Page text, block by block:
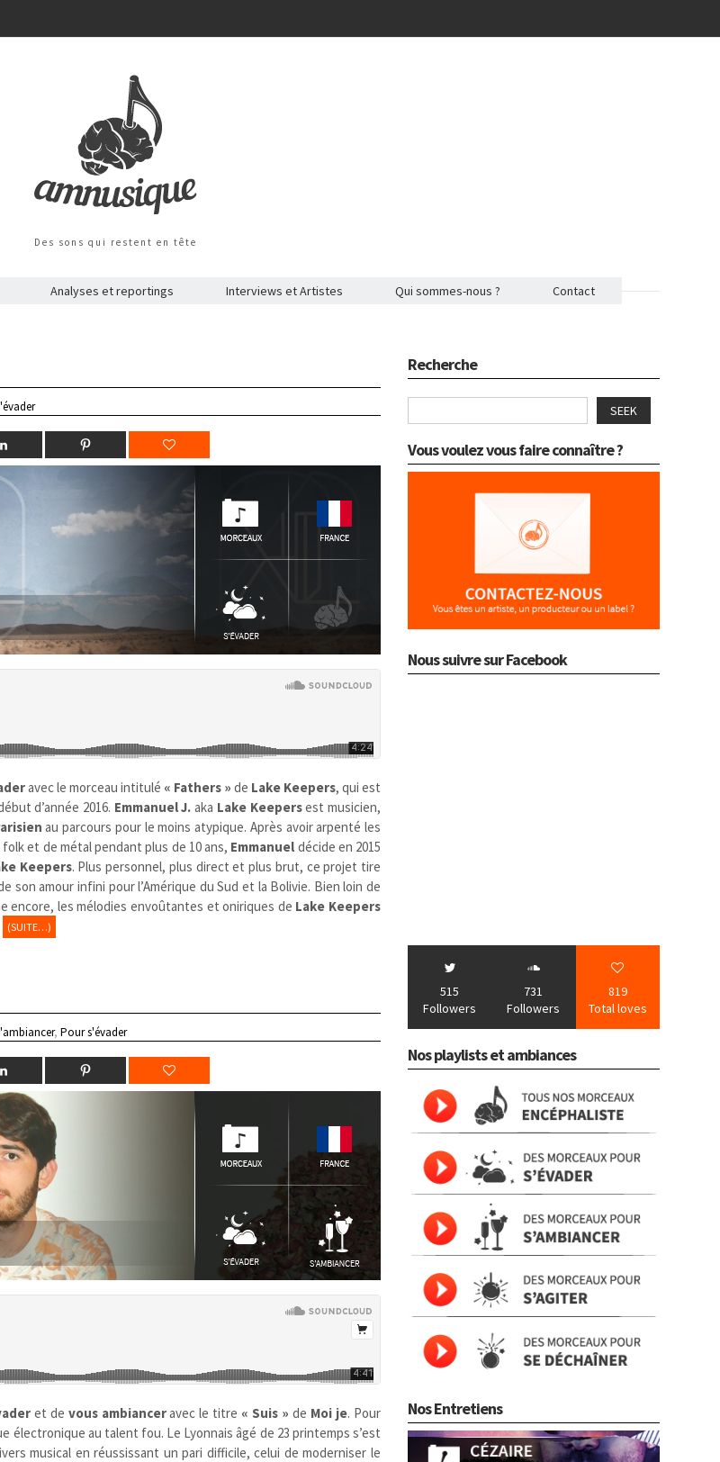
Des sons qui restent en tête
Analyses et reportings Interviews et Artistes Qui sommes-nous ? Contact
avec le morceau intitulé « Fathers » de Lake Keepers, qui est
d’année 2016. Emmanuel J. aka Lake Keepersest musicien,
au parcours pour le moins atypique. Après avoir arpenté les
et de métal pendant plus de 10 ans, Emmanuel décide en 2015
Keepers. Plus personnel, plus direct et plus brut, ce projet tire
son amour infini pour l’Amérique du Sud et la Bolivie. Bien loin de
encore, les mélodies envoûtantes et oniriques de Lake Keepers
(SUITE…)
,Pour s'évader
et de vous ambianceravec le titre « Suis » de Moi je. Pour
électronique au talent fou. Le Lyonnais âgé de 23 printemps s’est
musical en réussissant un pari difficile, celui de moderniser le
Recherche
SEEK
Vous voulez vous faire connaître ?
Nous suivre sur Facebook
515
Followers
731
Followers
819
Total loves
Nos playlists et ambiances
Nos Entretiens